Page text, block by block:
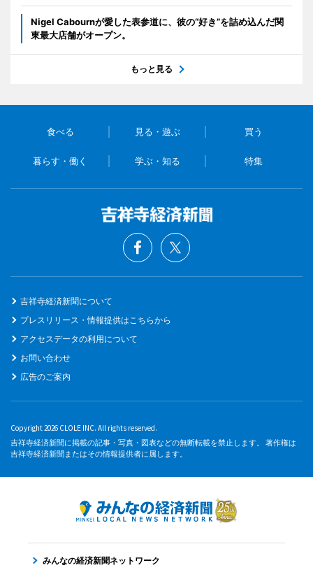
Nigel Cabournが愛した表参道に、彼の“好き”を詰め込んだ関
東最大店舗がオープン。
もっと見る
食べる 見る・遊ぶ 買う
暮らす・働く 学ぶ・知る 特集
吉祥寺経済新聞について
プレスリリース・情報提供はこちらから
アクセスデータの利用について
お問い合わせ
広告のご案内
Copyright 2026 CLOLE INC. All rights reserved.
吉祥寺経済新聞に掲載の記事・写真・図表などの無断転載を禁止します。 著作権は
吉祥寺経済新聞またはその情報提供者に属します。
みんなの経済新聞ネットワーク